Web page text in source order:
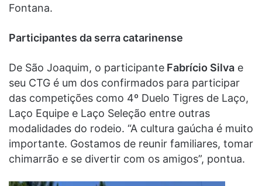
Fontana.
Participantes da serra catarinense
De São Joaquim, o participante Fabrício Silva e
seu CTG é um dos confirmados para participar
das competições como 4º Duelo Tigres de Laço,
Laço Equipe e Laço Seleção entre outras
modalidades do rodeio. “A cultura gaúcha é muito
importante. Gostamos de reunir familiares, tomar
chimarrão e se divertir com os amigos”, pontua.